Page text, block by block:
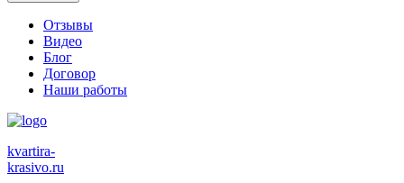
Отзывы
Видео
Блог
Договор
Наши работы
kvartira-
krasivo.ru